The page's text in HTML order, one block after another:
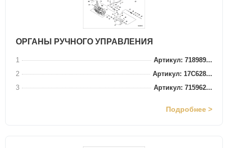
ОРГАНЫ РУЧНОГО УПРАВЛЕНИЯ
1
Артикул: 718989...
2
Артикул: 17C628...
3
Артикул: 715962...
Подробнее >